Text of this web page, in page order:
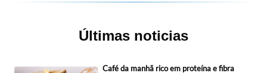
Últimas noticias
Café da manhã rico em proteína e fibra